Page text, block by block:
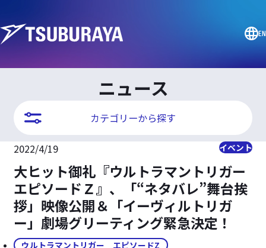
EN
ニュース
カテゴリーから探す
2022/4/19 イベント
大ヒット御礼『ウルトラマントリガー
エピソードＺ』、「“ネタバレ”舞台挨
拶」映像公開＆「イーヴィルトリガ
ー」劇場グリーティング緊急決定！
ウルトラマントリガー エピソードZ